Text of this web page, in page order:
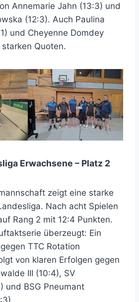
Annemarie Jahn (13:3) und
(12:3). Auch Paulina
und Cheyenne Domdey
Quoten.
Erwachsene – Platz 2
zeigt eine starke
Nach acht Spielen
Rang 2 mit 12:4 Punkten.
überzeugt: Ein
TTC Rotation
von klaren Erfolgen gegen
III (10:4), SV
und BSG Pneumant